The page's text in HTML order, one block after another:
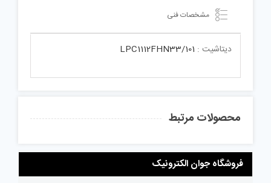
مشخصات فنی
دیتاشیت : LPC1112FHN33/101
محصولات مرتبط
فروشگاه جوان الکترونیک